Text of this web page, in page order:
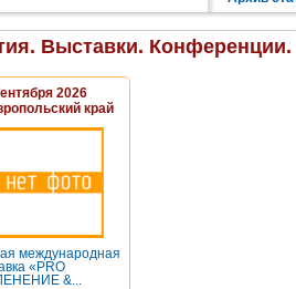
Выставки. Конференции.
2026
край
международная
«PRO
&...